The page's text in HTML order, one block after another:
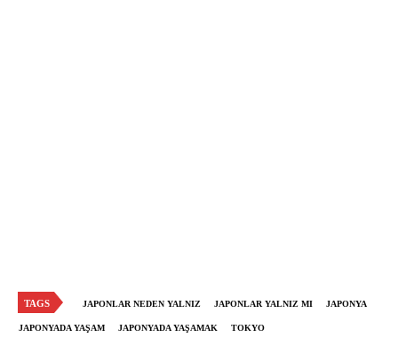
TAGS JAPONLAR NEDEN YALNIZ JAPONLAR YALNIZ MI JAPONYA
JAPONYADA YAŞAM JAPONYADA YAŞAMAK TOKYO